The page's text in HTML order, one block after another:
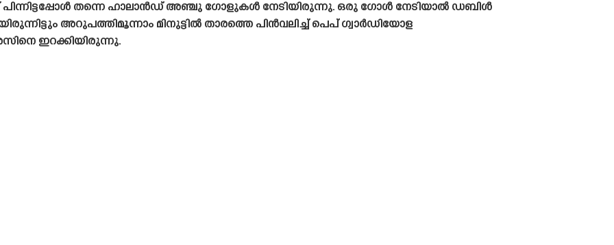
പിന്നിട്ടപ്പോൾ തന്നെ ഹാലാൻഡ് അഞ്ചു ഗോളുകൾ നേടിയിരുന്നു. ഒരു ഗോൾ നേടിയാൽ ഡബിൾ
അറുപത്തിമൂന്നാം മിനുട്ടിൽ താരത്തെ പിൻവലിച്ച് പെപ് ഗ്വാർഡിയോള
ഇറക്കിയിരുന്നു.